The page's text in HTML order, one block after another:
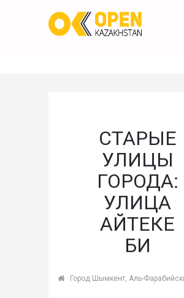
СТАРЫЕ
УЛИЦЫ
ГОРОДА:
УЛИЦА
АЙТЕКЕ
БИ
Город Шымкент, Аль-